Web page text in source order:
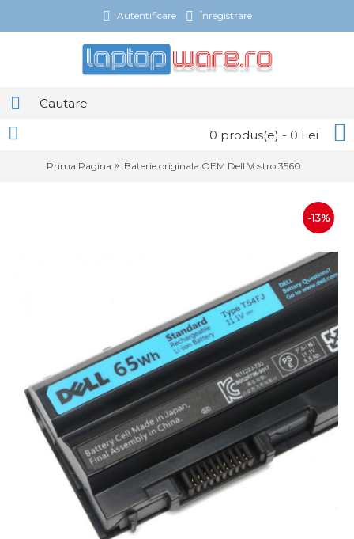
Autentificare Înregistrare
0 produs(e) - 0 Lei
Prima Pagina Baterie originala OEM Dell Vostro 3560
-13%